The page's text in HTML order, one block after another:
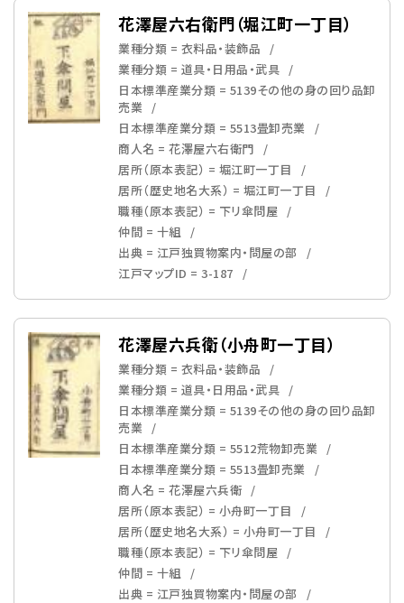
花澤屋六右衛門（堀江町一丁目）
業種分類 = 衣料品・装飾品
業種分類 = 道具・日用品・武具
日本標準産業分類 = 5139その他の身の回り品卸
売業
日本標準産業分類 = 5513畳卸売業
商人名 = 花澤屋六右衛門
居所（原本表記） = 堀江町一丁目
居所（歴史地名大系） = 堀江町一丁目
職種（原本表記） = 下リ傘問屋
仲間 = 十組
出典 = 江戸独買物案内・問屋の部
江戸マップID = 3-187
花澤屋六兵衛（小舟町一丁目）
業種分類 = 衣料品・装飾品
業種分類 = 道具・日用品・武具
日本標準産業分類 = 5139その他の身の回り品卸
売業
日本標準産業分類 = 5512荒物卸売業
日本標準産業分類 = 5513畳卸売業
商人名 = 花澤屋六兵衛
居所（原本表記） = 小舟町一丁目
居所（歴史地名大系） = 小舟町一丁目
職種（原本表記） = 下リ傘問屋
仲間 = 十組
出典 = 江戸独買物案内・問屋の部